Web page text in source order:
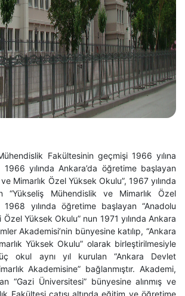
Fakültesinin geçmişi 1966 yılına
yılında Ankara’da öğretime başlayan
Mimarlık Özel Yüksek Okulu”, 1967 yılında
“Yükseliş Mühendislik ve Mimarlık Özel
yılında öğretime başlayan “Anadolu
Yüksek Okulu” nun 1971 yılında Ankara
Akademisi’nin bünyesine katılıp, “Ankara
Yüksek Okulu” olarak birleştirilmesiyle
okul aynı yıl kurulan “Ankara Devlet
Akademisine” bağlanmıştır. Akademi,
“Gazi Üniversitesi” bünyesine alınmış ve
Fakültesi çatısı altında eğitim ve öğretime